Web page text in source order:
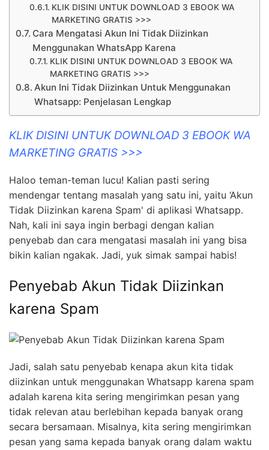
KLIK DISINI UNTUK DOWNLOAD 3 EBOOK WA
MARKETING GRATIS >>>
Cara Mengatasi Akun Ini Tidak Diizinkan
Menggunakan WhatsApp Karena
KLIK DISINI UNTUK DOWNLOAD 3 EBOOK WA
MARKETING GRATIS >>>
Akun Ini Tidak Diizinkan Untuk Menggunakan
Whatsapp: Penjelasan Lengkap
KLIK DISINI UNTUK DOWNLOAD 3 EBOOK WA
MARKETING GRATIS >>>
Haloo teman-teman lucu! Kalian pasti sering
mendengar tentang masalah yang satu ini, yaitu ‘Akun
Tidak Diizinkan karena Spam' di aplikasi Whatsapp.
Nah, kali ini saya ingin berbagi dengan kalian
penyebab dan cara mengatasi masalah ini yang bisa
bikin kalian ngakak. Jadi, yuk simak sampai habis!
Penyebab Akun Tidak Diizinkan
karena Spam
Jadi, salah satu penyebab kenapa akun kita tidak
diizinkan untuk menggunakan Whatsapp karena spam
adalah karena kita sering mengirimkan pesan yang
tidak relevan atau berlebihan kepada banyak orang
secara bersamaan. Misalnya, kita sering mengirimkan
pesan yang sama kepada banyak orang dalam waktu